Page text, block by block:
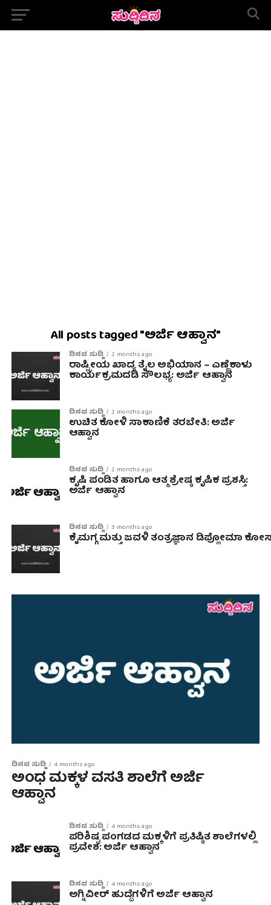
All posts tagged "ಅರ್ಜಿ ಆಹ್ವಾನ"
ದಿನದ ಸುದ್ದಿ 2 months ago
ರಾಷ್ಟ್ರೀಯ ಖಾದ್ಯ ತೈಲ ಅಭಿಯಾನ – ಎಣ್ಣೆಕಾಳು
ಕಾರ್ಯಕ್ರಮದಡಿ ಸೌಲಭ್ಯ: ಅರ್ಜಿ ಆಹ್ವಾನ
ದಿನದ ಸುದ್ದಿ 2 months ago
ಉಚಿತ ಕೋಳಿ ಸಾಕಾಣಿಕೆ ತರಬೇತಿ: ಅರ್ಜಿ
ಆಹ್ವಾನ
ದಿನದ ಸುದ್ದಿ 2 months ago
ಕೃಷಿ ಪಂಡಿತ ಹಾಗೂ ಆತ್ಮ ಶ್ರೇಷ್ಠ ಕೃಷಿಕ ಪ್ರಶಸ್ತಿ:
ಅರ್ಜಿ ಆಹ್ವಾನ
ದಿನದ ಸುದ್ದಿ 3 months ago
ಕೈಮಗ್ಗ ಮತ್ತು ಜವಳಿ ತಂತ್ರಜ್ಞಾನ ಡಿಪ್ಲೋಮಾ
ದಿನದ ಸುದ್ದಿ 4 months ago
ಅಂಧ ಮಕ್ಕಳ ವಸತಿ ಶಾಲೆಗೆ ಅರ್ಜಿ
ಆಹ್ವಾನ
ದಿನದ ಸುದ್ದಿ 4 months ago
ಪರಿಶಿಷ್ಟ ಪಂಗಡದ ಮಕ್ಕಳಿಗೆ ಪ್ರತಿಷ್ಠಿತ ಶಾಲೆಗಳಲ್ಲಿ
ಪ್ರವೇಶ: ಅರ್ಜಿ ಆಹ್ವಾನ
ದಿನದ ಸುದ್ದಿ 4 months ago
ಅಗ್ನಿವೀರ್ ಹುದ್ದೆಗಳಿಗೆ ಅರ್ಜಿ ಆಹ್ವಾನ